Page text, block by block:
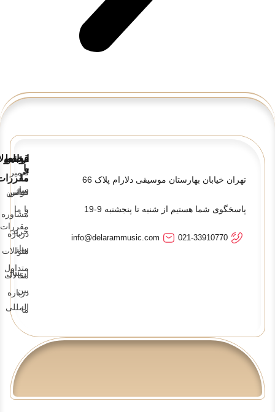
تهران خیابان بهارستان موسیقی دلارام پلاک 66
پاسخگوی شما هستیم از شنبه تا پنجشنبه 9-19
021-33910770
info@delarammusic.com
تعمیر
ساز
مشاوره
خرید
ساز
ارسال
بین
المللی
قوانین
و
قوانین
و
مقررات
سوالات
متداول
درباره
ما
ارتباط
با
ما
تماس
با ما
درباره
ما
مقالات